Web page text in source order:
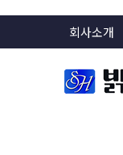
회사소개